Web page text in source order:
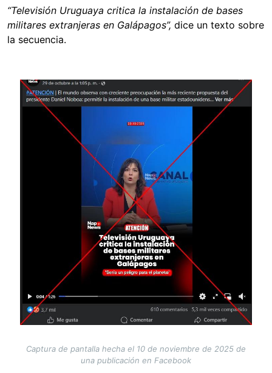
“Televisión Uruguaya critica la instalación de bases
militares extranjeras en Galápagos”, dice un texto sobre
la secuencia.
Image
Captura de pantalla hecha el 10 de noviembre de 2025 de
una publicación en Facebook